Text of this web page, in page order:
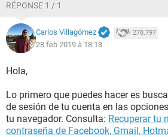
RÉPONSE 1 / 1
Carlos Villagómez 278.797
28 feb 2019 à 18:18
Hola,
Lo primero que puedes hacer es
de sesión de tu cuenta en las
tu navegador. Consulta: Recuperar tu
contraseña de Facebook, Gmail,